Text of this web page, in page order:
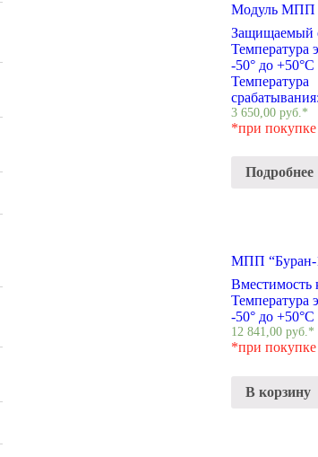
Модуль МПП
Защищаемый
Температура
-50° до +50°С
Температура
срабатывания:
3 650,00руб. *
*при
Подробнее
МПП “Буран-
Вместимость
Температура
-50° до +50°С
12 841,00руб.*
*при
В корзину